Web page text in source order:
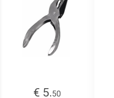
€ 5.50